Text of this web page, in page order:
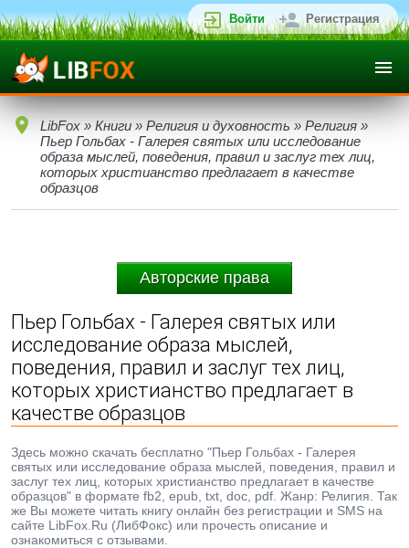
Войти Регистрация
LibFox » Книги » Религия и духовность » Религия »
Пьер Гольбах - Галерея святых или исследование
образа мыслей, поведения, правил и заслуг тех лиц,
которых христианство предлагает в качестве
образцов
Авторские права
Пьер Гольбах - Галерея святых или
исследование образа мыслей,
поведения, правил и заслуг тех лиц,
которых христианство предлагает в
качестве образцов
Здесь можно скачать бесплатно "Пьер Гольбах - Галерея
святых или исследование образа мыслей, поведения, правил и
заслуг тех лиц, которых христианство предлагает в качестве
образцов" в формате fb2, epub, txt, doc, pdf. Жанр: Религия. Так
же Вы можете читать книгу онлайн без регистрации и SMS на
сайте LibFox.Ru (ЛибФокс) или прочесть описание и
ознакомиться с отзывами.